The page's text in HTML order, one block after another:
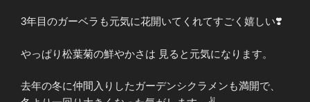
3年目のガーベラも元気に花開いてくれてすごく嬉しい❣️
やっぱり松葉菊の鮮やかさは 見ると元気になります。
去年の冬に仲間入りしたガーデンシクラメンも満開で、